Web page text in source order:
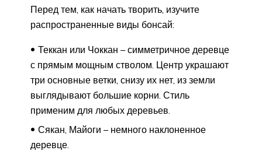
Перед тем, как начать творить, изучите
распространенные виды бонсай:
Теккан или Чоккан – симметричное деревце
с прямым мощным стволом. Центр украшают
три основные ветки, снизу их нет, из земли
выглядывают большие корни. Стиль
применим для любых деревьев.
Сякан, Майоги – немного наклоненное
деревце.